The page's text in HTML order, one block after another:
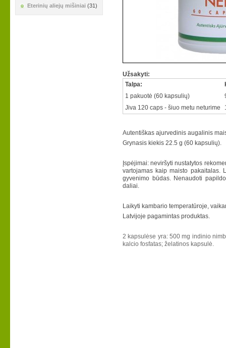
Eterinių aliejų mišiniai (31)
Užsakyti:
Talpa:
1 pakuotė (60 kapsulių)
Jiva 120 caps - šiuo metu neturime
Autentiškas ajurvedinis augalinis
Grynasis kiekis 22.5 g (60 kapsulių).
Įspėjimai: neviršyti nustatytos
vartojamas kaip maisto pakaitalas.
gyvenimo būdas. Nenaudoti
daliai.
Laikyti kambario temperatūroje,
Latvijoje pagamintas produktas.
2 kapsulėse yra: 500 mg indinio
kalcio fosfatas; želatinos kapsulė.